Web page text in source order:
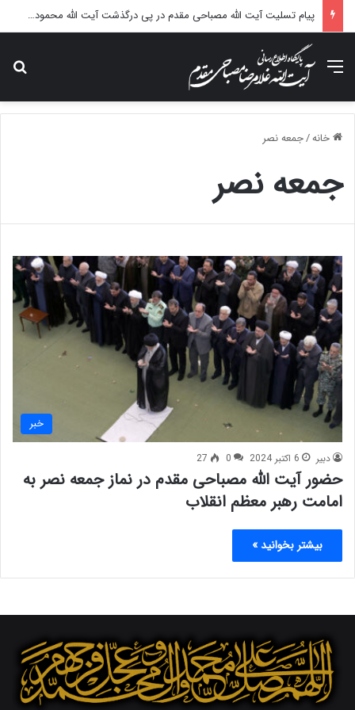
پیام تسلیت آیت الله مصباحی مقدم در پی درگذشت آیت الله محمودی گلپایگانی
منو
خانه/جمعه نصر
جمعه نصر
خبر
دبیر 6 اکتبر 2024 0
27
حضور آیت الله مصباحی مقدم در نماز جمعه نصر به
امامت رهبر معظم انقلاب
بیشتر بخوانید »